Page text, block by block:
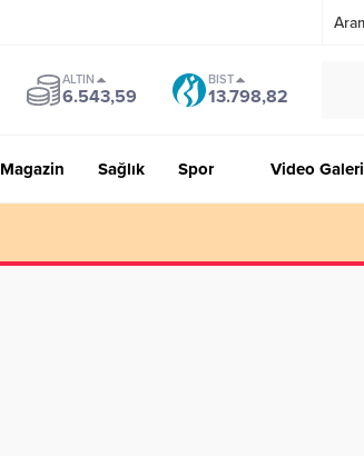
ALTIN
6.543,59
BIST
13.798,82
Magazin Sağlık Spor Video Galeri